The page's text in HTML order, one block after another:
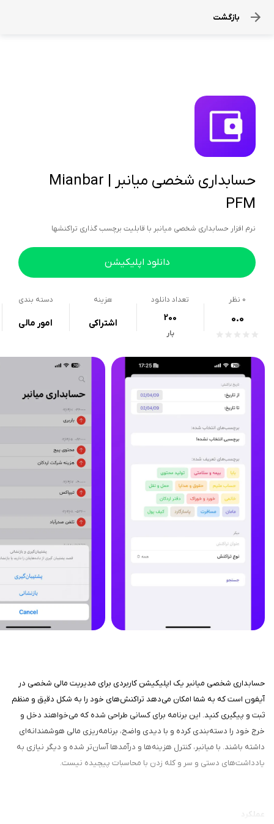
بازگشت
حسابداری شخصی میانبر | Mianbar
PFM
نرم افزار حسابداری شخصی میانبر با قابلیت برچسب گذاری تراکنشها
دانلود اپلیکیشن
0 نظر
0.0
تعداد دانلود
200
بار
هزینه
اشتراکی
دسته بندی
امور مالی
حسابداری شخصی میانبر یک اپلیکیشن کاربردی برای مدیریت مالی شخصی در
آیفون است که به شما امکان می‌دهد تراکنش‌های خود را به شکل دقیق و منظم
ثبت و پیگیری کنید. این برنامه برای کسانی طراحی شده که می‌خواهند دخل و
خرج خود را دسته‌بندی کرده و با دیدی واضح، برنامه‌ریزی مالی هوشمندانه‌ای
داشته باشند. با میانبر، کنترل هزینه‌ها و درآمدها آسان‌تر شده و دیگر نیازی به
یادداشت‌های دستی و سر و کله زدن با محاسبات پیچیده نیست.